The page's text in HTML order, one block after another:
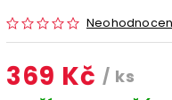
369 Kč / ks